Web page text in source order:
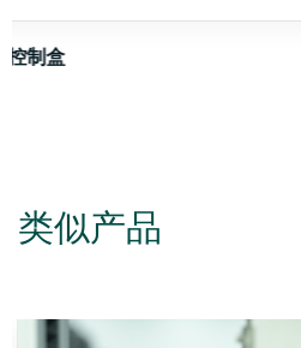
122-008 重型气动夹具- 20kN
类似产品